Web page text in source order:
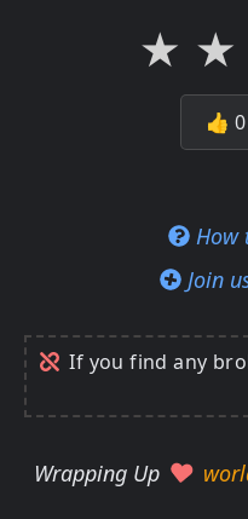
★ ★
👍 0
How
Join
If you find any
Wrapping Up